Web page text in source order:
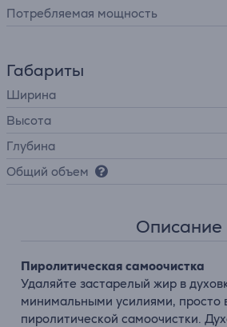
Потребляемая мощность
Габариты
Ширина
Высота
Глубина
Общий объем
Описание
Пиролитическая самоочистка
Удаляйте застарелый жир в
минимальными усилиями, просто
пиролитической самоочистки.